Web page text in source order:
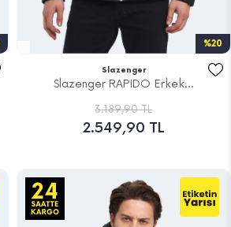
%20
Slazenger
Slazenger RAPIDO Erkek...
3.189,90 TL
2.549,90 TL